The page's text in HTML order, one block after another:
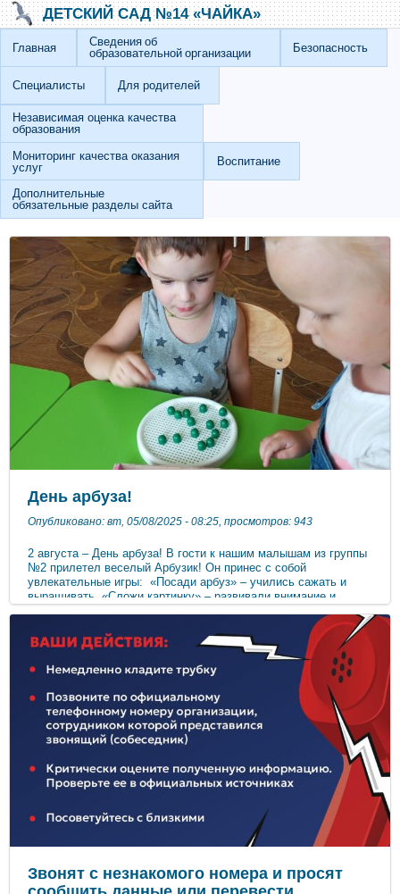
Перейти к основному содержанию
Skip to searchДЕТСКИЙ САД №14 «ЧАЙКА»
Главная
Сведения об
образовательной организации
Безопасность
Специалисты Для родителей
Независимая оценка качества
образования
Мониторинг качества оказания
услуг
Воспитание
Дополнительные
обязательные разделы сайта
День арбуза!
Опубликовано: вт, 05/08/2025 - 08:25, просмотров: 943
2 августа – День арбуза! В гости к нашим малышам из группы
№2 прилетел веселый Арбузик! Он принес с собой
увлекательные игры: «Посади арбуз» – учились сажать и
выращивать, «Сложи картинку» – развивали внимание и
сочную и сладкую ягоду! Но самое вкусное (и творческое!) –
это арбузные дольки в технике пластилинографии!
Посмотрите, какие они яркие а аппетитные! ​​​​​​​ ​​​​​​​ ​​​​​​​ ​​​​​​​
Звонят с незнакомого номера и просят